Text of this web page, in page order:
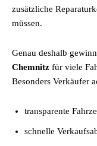
zusätzliche
müssen.
Genau deshalb
Chemnitz für viele
Besonders Verkäufer
transparente
schnelle